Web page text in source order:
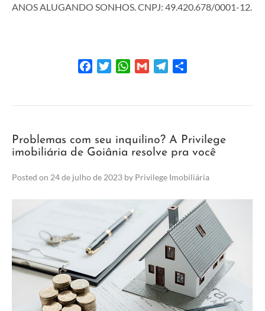
ANOS ALUGANDO SONHOS. CNPJ: 49.420.678/0001-12.
FacebookTwitterWhatsApp
Gmail Telegram
Problemas com seu inquilino? A Privilege
imobiliária de Goiânia resolve pra você
Posted on 24 de julho de 2023 by Privilege Imobiliária